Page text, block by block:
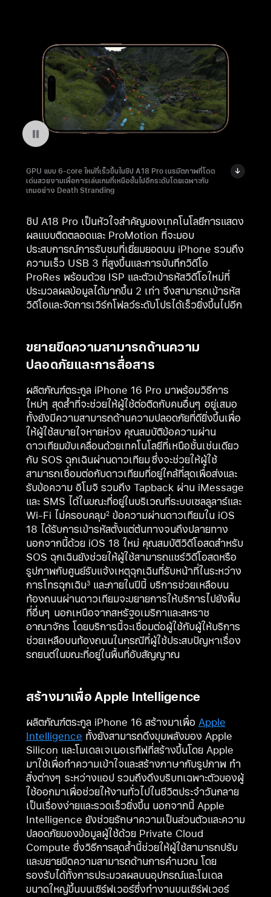
หยุดฉายวีดีโอ: Death Stranding บน iPhone 16 Pro
GPU แบบ 6-core ใหม่ที่เร็วขึ้นในชิป A18 Pro เนรมิตภาพที่โดด
เด่นสวยงามเพื่อการเล่นเกมที่เหนือชั้นไปอีกระดับโดยเฉพาะกับ
เกมอย่าง Death Stranding
ชิป A18 Pro เป็นหัวใจสำคัญของเทคโนโลยีการแสดง
ผลแบบติดตลอดและ ProMotion ที่จะมอบ
ประสบการณ์การรับชมที่เยี่ยมยอดบน iPhone รวมถึง
ความเร็ว USB 3 ที่สูงขึ้นและการบันทึกวิดีโอ
ProRes พร้อมด้วย ISP และตัวเข้ารหัสวิดีโอใหม่ที่
ประมวลผลข้อมูลได้มากขึ้น 2 เท่า จึงสามารถเข้ารหัส
วิดีโอและจัดการเวิร์กโฟลว์ระดับโปรได้เร็วยิ่งขึ้นไปอีก
ขยายขีดความสามารถด้านความ
ปลอดภัยและการสื่อสาร
ผลิตภัณฑ์ตระกูล iPhone 16 Pro มาพร้อมวิธีการ
ใหม่ๆ สุดล้ำที่จะช่วยให้ผู้ใช้ต่อติดกับคนอื่นๆ อยู่เสมอ
ทั้งยังมีความสามารถด้านความปลอดภัยที่ดียิ่งขึ้นเพื่อ
ให้ผู้ใช้สบายใจหายห่วง คุณสมบัติข้อความผ่าน
ดาวเทียมขับเคลื่อนด้วยเทคโนโลยีที่เหนือชั้นเช่นเดียว
กับ SOS ฉุกเฉินผ่านดาวเทียมซึ่งจะช่วยให้ผู้ใช้
สามารถเชื่อมต่อกับดาวเทียมที่อยู่ใกล้ที่สุดเพื่อส่งและ
รับข้อความ อิโมจิ รวมถึง Tapback ผ่าน iMessage
และ SMS ได้ในขณะที่อยู่ในบริเวณที่ระบบเซลลูลาร์และ
Wi-Fi ไม่ครอบคลุม2ข้อความผ่านดาวเทียมใน iOS
18 ได้รับการเข้ารหัสตั้งแต่ต้นทางจนถึงปลายทาง
นอกจากนี้ด้วย iOS 18 ใหม่ คุณสมบัติวิดีโอสดสำหรับ
SOS ฉุกเฉินยังช่วยให้ผู้ใช้สามารถแชร์วิดีโอสดหรือ
รูปภาพกับศูนย์รับแจ้งเหตุฉุกเฉินที่รับหน้าที่ในระหว่าง
การโทรฉุกเฉิน3และภายในปีนี้ บริการช่วยเหลือบน
ท้องถนนผ่านดาวเทียมจะขยายการให้บริการไปยังพื้น
ที่อื่นๆ นอกเหนือจากสหรัฐอเมริกาและสหราช
อาณาจักร โดยบริการนี้จะเชื่อมต่อผู้ใช้กับผู้ให้บริการ
ช่วยเหลือบนท้องถนนในกรณีที่ผู้ใช้ประสบปัญหาเรื่อง
รถยนต์ในขณะที่อยู่ในพื้นที่อับสัญญาณ
สร้างมาเพื่อ Apple Intelligence
ผลิตภัณฑ์ตระกูล iPhone 16 สร้างมาเพื่อ Apple
Intelligence ทั้งยังสามารถดึงขุมพลังของ Apple
Silicon และโมเดลเจเนอเรทีฟที่สร้างขึ้นโดย Apple
มาใช้เพื่อทำความเข้าใจและสร้างภาษากับรูปภาพ ทำ
สิ่งต่างๆ ระหว่างแอป รวมถึงดึงบริบทเฉพาะตัวของผู้
ใช้ออกมาเพื่อช่วยให้งานทั่วไปในชีวิตประจำวันกลาย
เป็นเรื่องง่ายและรวดเร็วยิ่งขึ้น นอกจากนี้ Apple
Intelligence ยังช่วยรักษาความเป็นส่วนตัวและความ
ปลอดภัยของข้อมูลผู้ใช้ด้วย Private Cloud
Compute ซึ่งวิธีการสุดล้ำนี้ช่วยให้ผู้ใช้สามารถปรับ
และขยายขีดความสามารถด้านการคำนวณ โดย
รองรับได้ทั้งการประมวลผลบนอุปกรณ์และโมเดล
ขนาดใหญ่ขึ้นบนเซิร์ฟเวอร์ซึ่งทำงานบนเซิร์ฟเวอร์